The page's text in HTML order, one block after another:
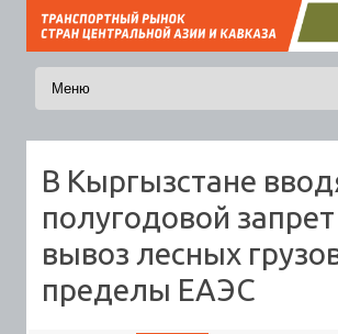
Перейти к содержимому
В Кыргызстане
полугодовой
вывоз лесных
пределы ЕАЭС